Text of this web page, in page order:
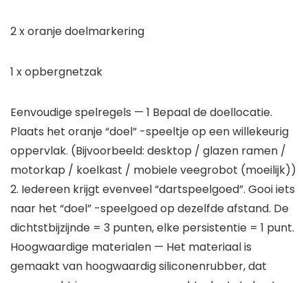
2 x oranje doelmarkering
1 x opbergnetzak
Eenvoudige spelregels — 1 Bepaal de doellocatie.
Plaats het oranje “doel” -speeltje op een willekeurig
oppervlak. (Bijvoorbeeld: desktop / glazen ramen /
motorkap / koelkast / mobiele veegrobot (moeilijk))
2. Iedereen krijgt evenveel “dartspeelgoed”. Gooi iets
naar het “doel” -speelgoed op dezelfde afstand. De
dichtstbijzijnde = 3 punten, elke persistentie = 1 punt.
Hoogwaardige materialen — Het materiaal is
gemaakt van hoogwaardig siliconenrubber, dat